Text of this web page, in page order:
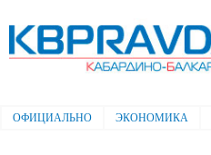
Электронная газета "Кабардино-
Балкарская правда"
Главное меню
ОФИЦИАЛЬНО ЭКОНОМИКА